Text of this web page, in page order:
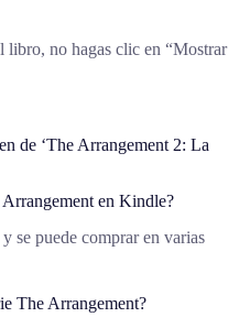
libro, no hagas clic en “Mostrar
de ‘The Arrangement 2: La
en Kindle?
se puede comprar en varias
The Arrangement?